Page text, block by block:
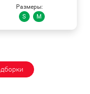
Размеры:
S
M